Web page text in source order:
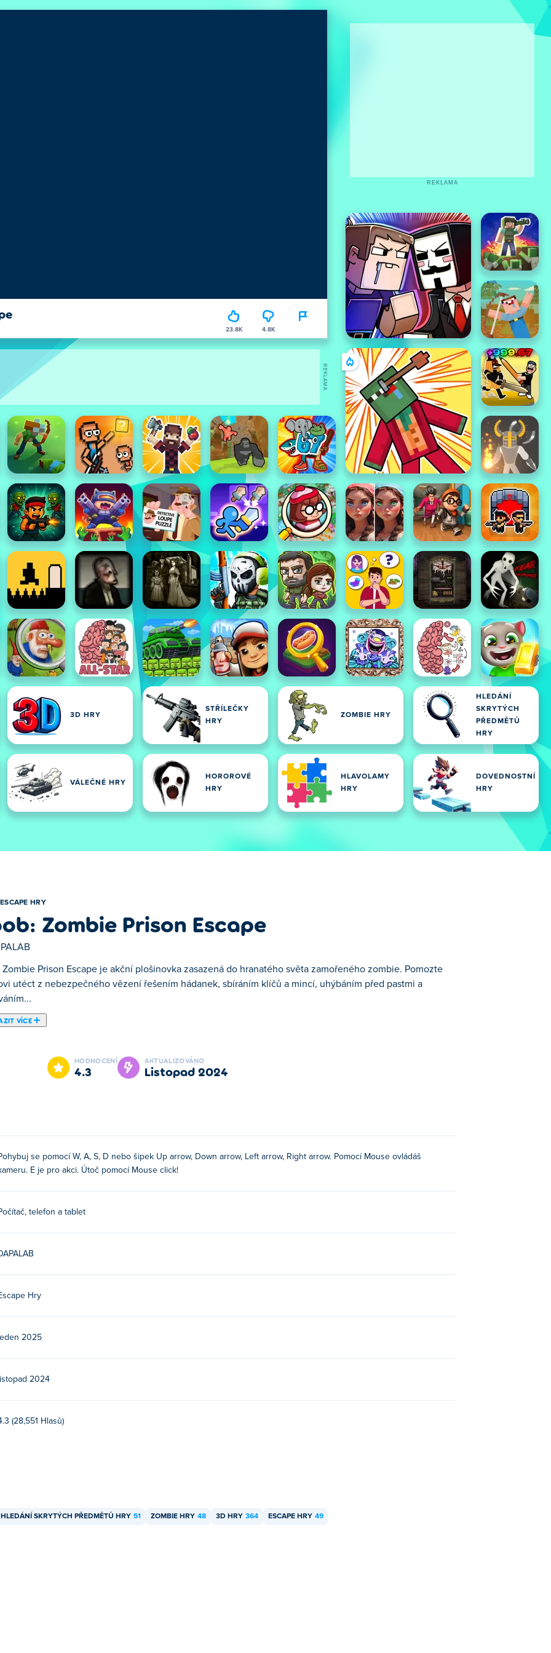
23.8K 4.8K
3D HRY
STŘÍLEČKY
HRY
ZOMBIE HRY
HLEDÁNÍ
SKRYTÝCH
PŘEDMĚTŮ
HRY
VÁLEČNÉ HRY
HOROROVÉ
HRY
HLAVOLAMY
HRY
DOVEDNOSTNÍ
HRY
REKLAMA
REKLAMA
ESCAPE HRY
Zombie Prison Escape
Zombie Prison Escape je akční plošinovka zasazená do hranatého světa zamořeného zombie. Pomozte
utéct z nebezpečného vězení řešením hádanek, sbíráním klíčů a mincí, uhýbáním před pastmi a
VÍCE
zasazená do hranatého světa zamořeného zombie. Pomozte Noobovi utéct z nebezpečného
zapalte pochodně k plnění úkolů a vypořádejte se s výzvami v 10 vzrušujících úrovních. Dokážete
Toto je jejich první hra na Poki!
na Poki.
na mobilních zařízeních a počítačích?
HODNOCENÍ
4.3
AKTUALIZOVÁNO
listopad 2024
se pomocí W, A, S, D nebo šipek Up arrow, Down arrow, Left arrow, Right arrow. Pomocí Mouse ovládáš
E je pro akci. Útoč pomocí Mouse click!
telefon a tablet
Hry
leden 2025
listopad 2024
(28,551 Hlasů)
HLEDÁNÍ SKRYTÝCH PŘEDMĚTŮ HRY 51 ZOMBIE HRY 48 3D HRY 364 ESCAPE HRY 49